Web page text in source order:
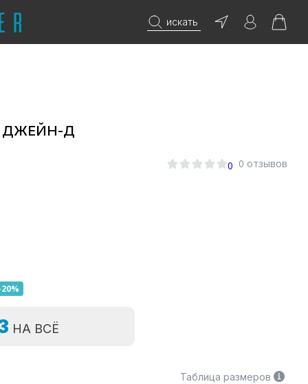
искать
ДЖЕЙН-Д
0 0 отзывов
НА ВСЁ
Таблица размеров